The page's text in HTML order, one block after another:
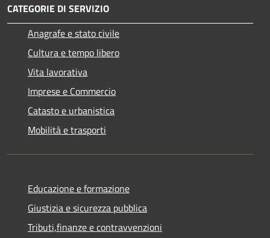
CATEGORIE DI SERVIZIO
Anagrafe e stato civile
Cultura e tempo libero
Vita lavorativa
Imprese e Commercio
Catasto e urbanistica
Mobilità e trasporti
Educazione e formazione
Giustizia e sicurezza pubblica
Tributi,finanze e contravvenzioni